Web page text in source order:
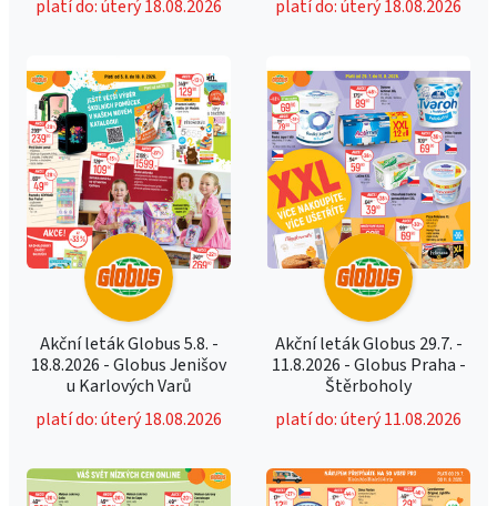
platí do: úterý 18.08.2026
platí do: úterý 18.08.2026
Akční leták Globus 5.8. -
18.8.2026 - Globus Jenišov
u Karlových Varů
platí do: úterý 18.08.2026
Akční leták Globus 29.7. -
11.8.2026 - Globus Praha -
Štěrboholy
platí do: úterý 11.08.2026